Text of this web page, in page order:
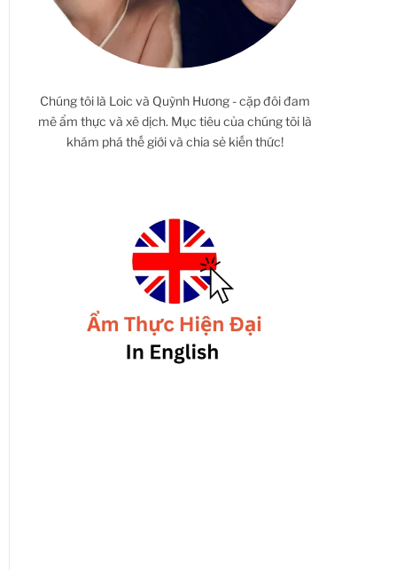
Chúng tôi là Loic và Quỳnh Hương - cặp đôi đam
mê ẩm thực và xê dịch. Mục tiêu của chúng tôi là
khám phá thế giới và chia sẻ kiến thức!